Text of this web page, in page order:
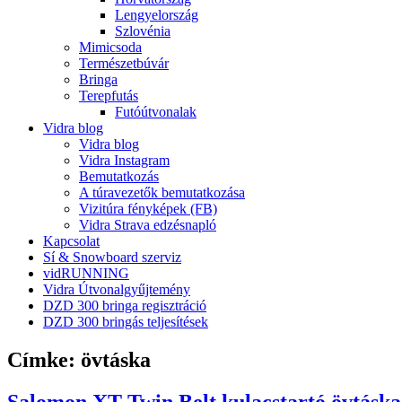
Lengyelország
Szlovénia
Mimicsoda
Természetbúvár
Bringa
Terepfutás
Futóútvonalak
Vidra blog
Vidra blog
Vidra Instagram
Bemutatkozás
A túravezetők bemutatkozása
Vizitúra fényképek (FB)
Vidra Strava edzésnapló
Kapcsolat
Sí & Snowboard szerviz
vidRUNNING
Vidra Útvonalgyűjtemény
DZD 300 bringa regisztráció
DZD 300 bringás teljesítések
Címke: övtáska